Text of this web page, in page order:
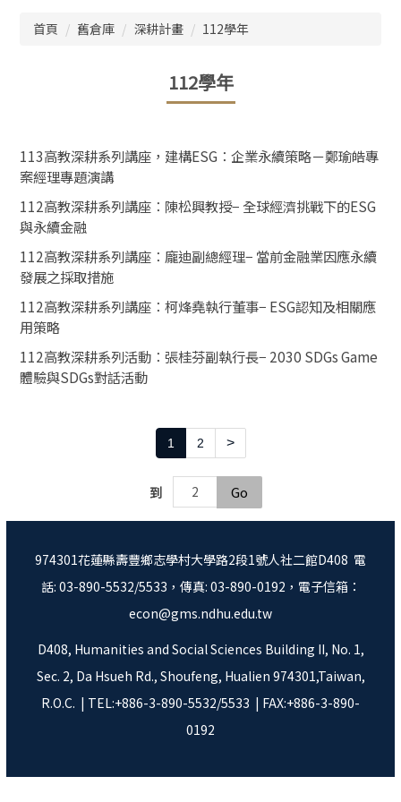
首頁 舊倉庫 深耕計畫 112學年
112學年
113高教深耕系列講座，建構ESG：企業永續策略－鄭瑜皓專
案經理專題演講
112高教深耕系列講座：陳松興教授− 全球經濟挑戰下的ESG
與永續金融
112高教深耕系列講座：龐迪副總經理− 當前金融業因應永續
發展之採取措施
112高教深耕系列講座：柯烽堯執行董事− ESG認知及相關應
用策略
112高教深耕系列活動：張桂芬副執行長− 2030 SDGs Game
體驗與SDGs對話活動
1 2 >
到 Go
974301花蓮縣壽豐鄉志學村大學路2段1號人社二館D408 電
話: 03-890-5532/5533，傳真: 03-890-0192，電子信箱：
econ@gms.ndhu.edu.tw
D408, Humanities and Social Sciences Building II, No. 1,
Sec. 2, Da Hsueh Rd., Shoufeng, Hualien 974301,Taiwan,
R.O.C. | TEL:+886-3-890-5532/5533 | FAX:+886-3-890-
0192